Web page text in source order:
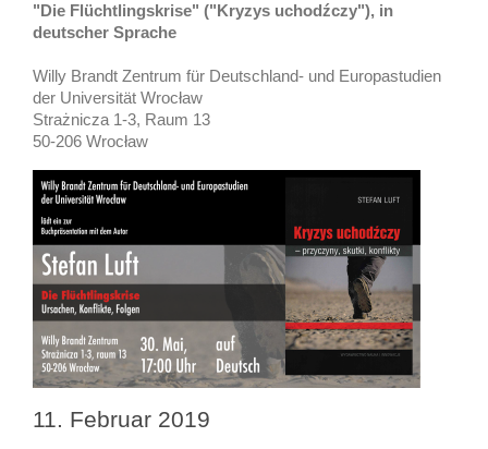
"Die Flüchtlingskrise" ("Kryzys uchodźczy"), in
deutscher Sprache
Willy Brandt Zentrum für Deutschland- und Europastudien
der Universität Wrocław
Strażnicza 1-3, Raum 13
50-206 Wrocław
11. Februar 2019